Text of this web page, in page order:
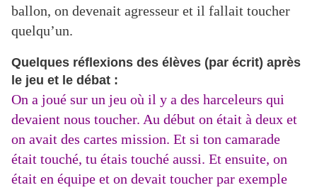
ballon, on devenait agresseur et il fallait toucher
quelqu’un.
Quelques réflexions des élèves (par écrit) après
le jeu et le débat :
On a joué sur un jeu où il y a des harceleurs qui
devaient nous toucher. Au début on était à deux et
on avait des cartes mission. Et si ton camarade
était touché, tu étais touché aussi. Et ensuite, on
était en équipe et on devait toucher par exemple